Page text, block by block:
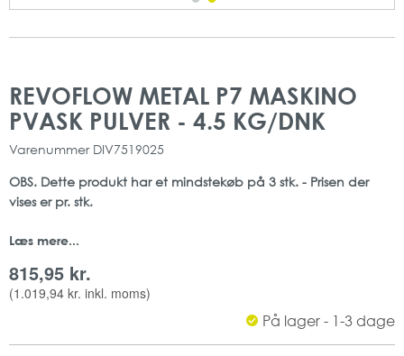
REVOFLOW METAL P7 MASKINO
PVASK PULVER - 4.5 KG/DNK
Varenummer DIV7519025
OBS. Dette produkt har et mindstekøb på 3 stk. - Prisen der
vises er pr. stk.
Suma Revoflow Metal P7 fra Diversey, er et effektivt
af besmudsning i blødt vand. Produktet indeholder klor og
kan anvendes til aluminium.
Læs mere...
815,95 kr.
(1.019,94 kr. inkl. moms)
På lager - 1-3 dage
slutningen
af
starten
af